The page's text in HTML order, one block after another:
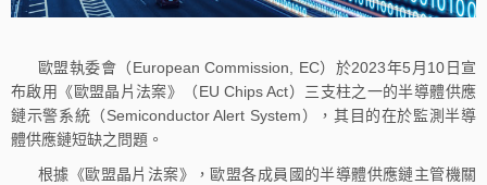
歐盟執委會（European Commission, EC）於2023年5月10日宣
布啟用《歐盟晶片法案》（EU Chips Act）三支柱之一的半導體供應
鏈示警系統（Semiconductor Alert System），其目的在於監測半導
體供應鏈短缺之問題。
根據《歐盟晶片法案》，歐盟各成員國的半導體供應鏈主管機關